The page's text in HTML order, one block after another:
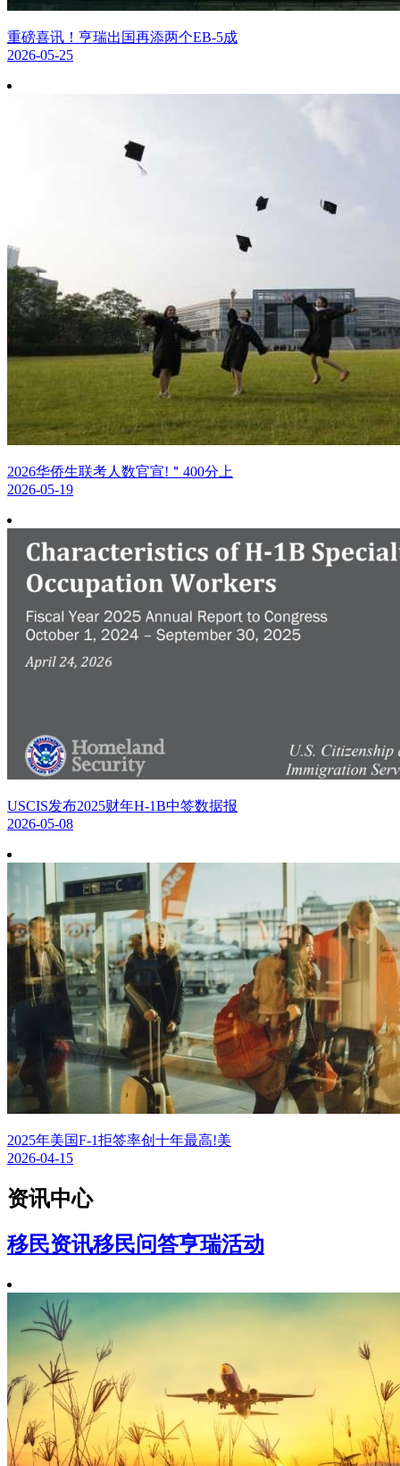
重磅喜讯！亨瑞出国再添两个EB-5成
2026-05-25
2026华侨生联考人数官宣!＂400分上
2026-05-19
USCIS发布2025财年H-1B中签数据报
2026-05-08
2025年美国F-1拒签率创十年最高!美
2026-04-15
资讯中心
移民资讯移民问答亨瑞活动